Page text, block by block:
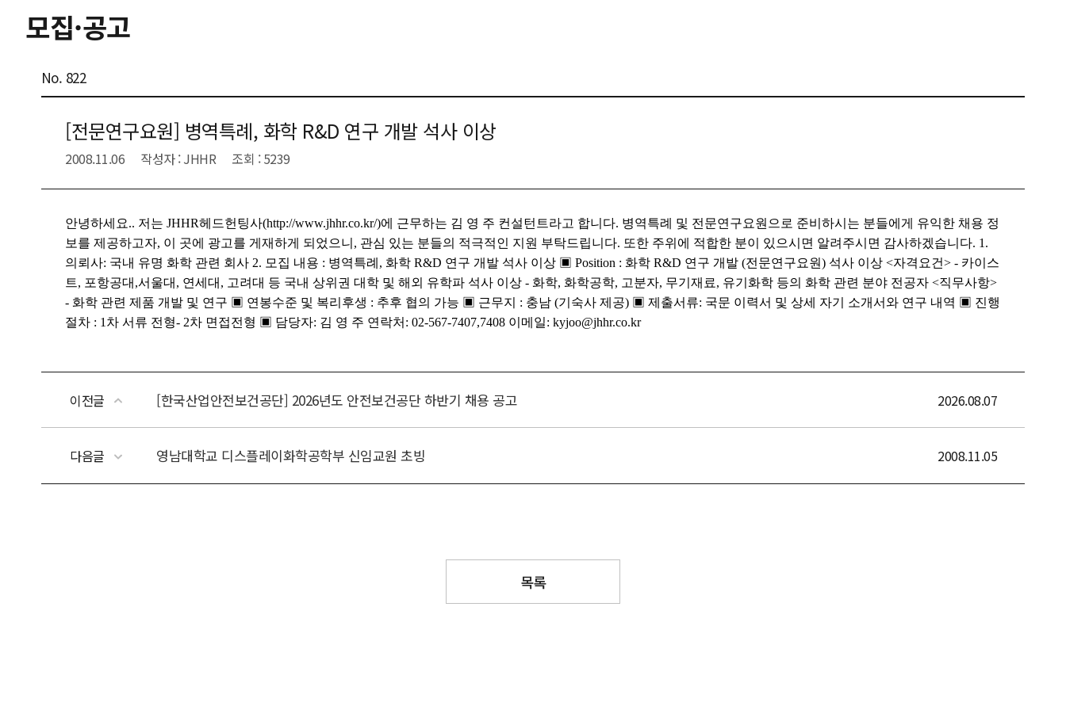
모집·공고
No. 822
[전문연구요원] 병역특례, 화학 R&D 연구 개발 석사 이상
2008.11.06 작성자 : JHHR 조회 : 5239
이전글 [한국산업안전보건공단] 2026년도 안전보건공단 하반기 채용 공고 2026.08.07
다음글 영남대학교 디스플레이화학공학부 신임교원 초빙 2008.11.05
목록